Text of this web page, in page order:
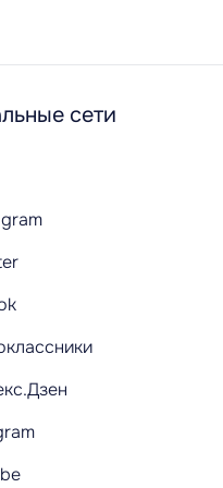
сети